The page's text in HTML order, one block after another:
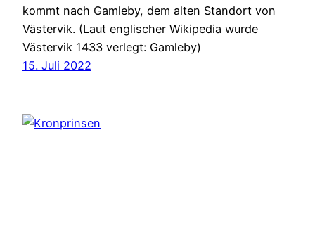
kommt nach Gamleby, dem alten Standort von
Västervik. (Laut englischer Wikipedia wurde
Västervik 1433 verlegt: Gamleby)
15. Juli 2022